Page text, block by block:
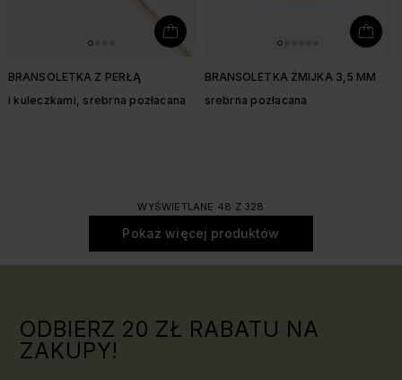
BRANSOLETKA Z PERŁĄ
i kuleczkami, srebrna pozłacana
BRANSOLETKA ŻMIJKA 3,5 MM
srebrna pozłacana
WYŚWIETLANE 48 Z 328
Pokaż więcej produktów
ODBIERZ 20 ZŁ RABATU NA
ZAKUPY!